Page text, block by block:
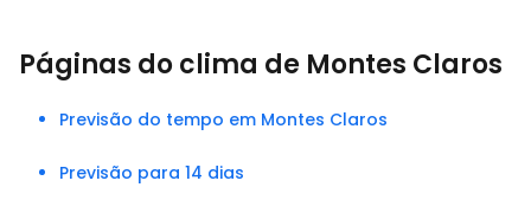
Páginas do clima de Montes Claros
Previsão do tempo em Montes Claros
Previsão para 14 dias